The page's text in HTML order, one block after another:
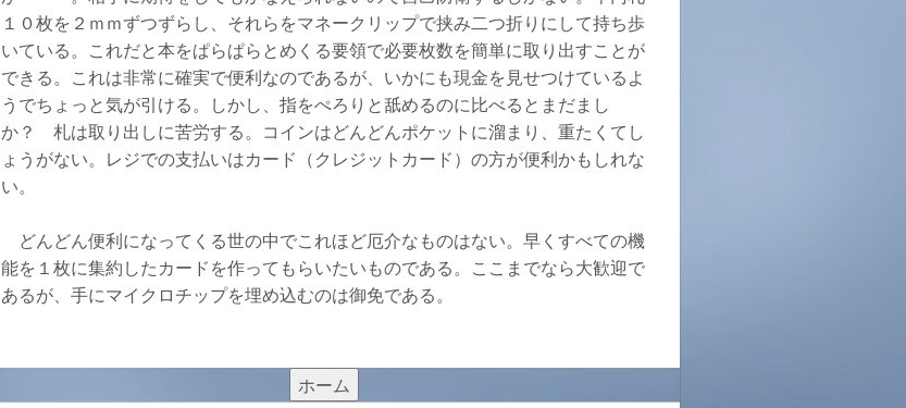
１０枚を２ｍｍずつずらし、それらをマネークリップで挟み二つ折りにして持ち歩
いている。これだと本をぱらぱらとめくる要領で必要枚数を簡単に取り出すことが
できる。これは非常に確実で便利なのであるが、いかにも現金を見せつけているよ
うでちょっと気が引ける。しかし、指をぺろりと舐めるのに比べるとまだまし
か？ 札は取り出しに苦労する。コインはどんどんポケットに溜まり、重たくてし
ょうがない。レジでの支払いはカード（クレジットカード）の方が便利かもしれな
い。
どんどん便利になってくる世の中でこれほど厄介なものはない。早くすべての機
能を１枚に集約したカードを作ってもらいたいものである。ここまでなら大歓迎で
あるが、手にマイクロチップを埋め込むのは御免である。
ホーム